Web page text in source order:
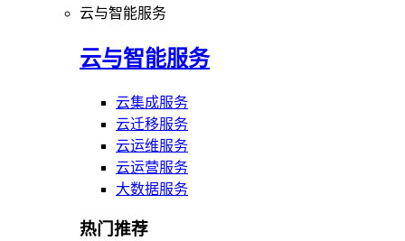
云与智能服务
云与智能服务
云集成服务
云迁移服务
云运维服务
云运营服务
大数据服务
热门推荐